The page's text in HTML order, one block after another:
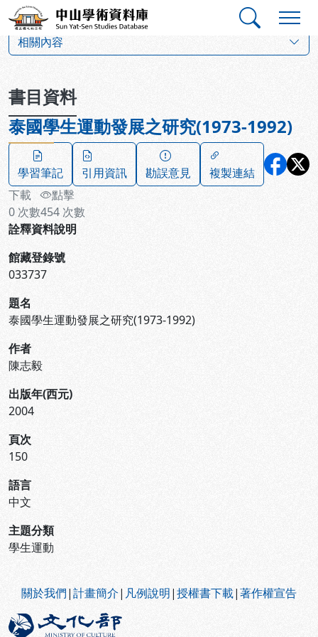
跳到主要內容
中山學術資料庫
相關內容
書目資料
泰國學生運動發展之研究(1973-1992)
學習筆記 引用資訊 勘誤意見
複製連結
下載
0 次數
點擊
454 次數
詮釋資料說明
館藏登錄號
033737
題名
泰國學生運動發展之研究(1973-1992)
作者
陳志毅
出版年(西元)
2004
頁次
150
語言
中文
主題分類
學生運動
關於我們|計畫簡介| 凡例說明|授權書下載|著作權宣告